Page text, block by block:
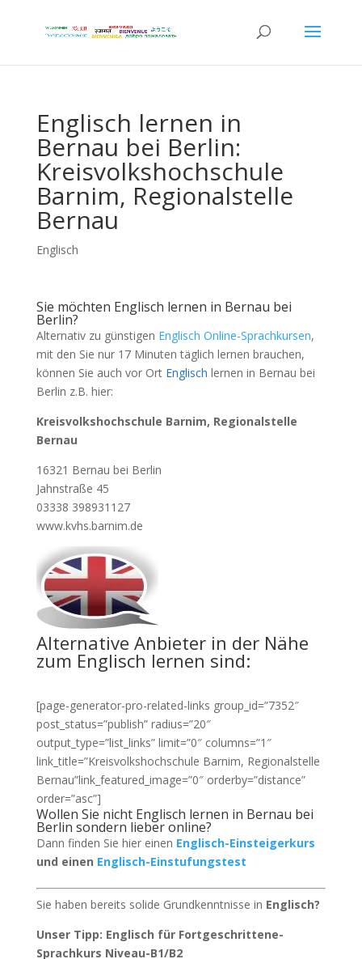
Englisch lernen in
Bernau bei Berlin:
Kreisvolkshochschule
Barnim, Regionalstelle
Bernau
Englisch
Sie möchten Englisch lernen in Bernau bei
Berlin?
Alternativ zu günstigen Englisch Online-Sprachkursen,
mit den Sie nur 17 Minuten täglich lernen brauchen,
können Sie auch vor Ort Englisch lernen in Bernau bei
Berlin z.B. hier:
Kreisvolkshochschule Barnim, Regionalstelle
Bernau
16321 Bernau bei Berlin
Jahnstraße 45
03338 398931127
www.kvhs.barnim.de
Alternative Anbieter in der Nähe
zum Englisch lernen sind:
[page-generator-pro-related-links group_id=”7352″
post_status=”publish” radius=”20″
output_type=”list_links” limit=”0″ columns=”1″
link_title=”Kreisvolkshochschule Barnim, Regionalstelle
Bernau”link_featured_image=”0″ orderby=”distance”
order=”asc”]
Wollen Sie nicht Englisch lernen in Bernau bei
Berlin sondern lieber online?
Dann finden Sie hier einen Englisch-Einsteigerkurs
und einen Englisch-Einstufungstest
Sie haben bereits solide Grundkenntnisse in Englisch?
Unser Tipp: Englisch für Fortgeschrittene-
Sprachkurs Niveau-B1/B2